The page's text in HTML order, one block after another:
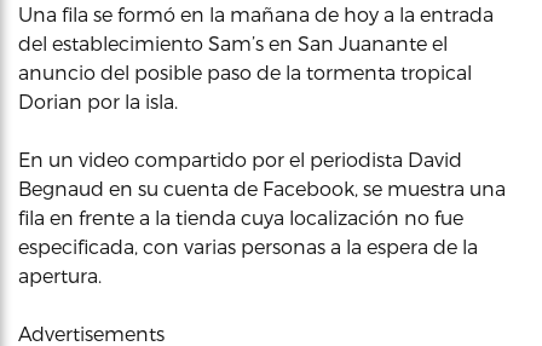
Una fila se formó en la mañana de hoy a la entrada
del establecimiento Sam’s en San Juanante el
anuncio del posible paso de la tormenta tropical
Dorian por la isla.
En un video compartido por el periodista David
Begnaud en su cuenta de Facebook, se muestra una
fila en frente a la tienda cuya localización no fue
especificada, con varias personas a la espera de la
apertura.
Advertisements